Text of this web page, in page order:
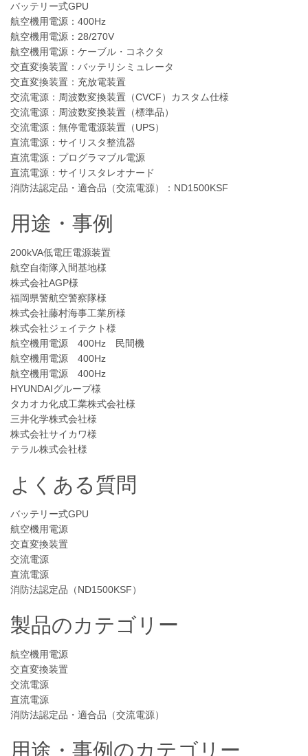
バッテリー式GPU
航空機用電源：400Hz
航空機用電源：28/270V
航空機用電源：ケーブル・コネクタ
交直変換装置：バッテリシミュレータ
交直変換装置：充放電装置
交流電源：周波数変換装置（CVCF）カスタム仕様
交流電源：周波数変換装置（標準品）
交流電源：無停電電源装置（UPS）
直流電源：サイリスタ整流器
直流電源：プログラマブル電源
直流電源：サイリスタレオナード
消防法認定品・適合品（交流電源）：ND1500KSF
用途・事例
200kVA低電圧電源装置
航空自衛隊入間基地様
株式会社AGP様
福岡県警航空警察隊様
株式会社藤村海事工業所様
株式会社ジェイテクト様
航空機用電源 400Hz 民間機
航空機用電源 400Hz
航空機用電源 400Hz
HYUNDAIグループ様
タカオカ化成工業株式会社様
三井化学株式会社様
株式会社サイカワ様
テラル株式会社様
よくある質問
バッテリー式GPU
航空機用電源
交直変換装置
交流電源
直流電源
消防法認定品（ND1500KSF）
製品のカテゴリー
航空機用電源
交直変換装置
交流電源
直流電源
消防法認定品・適合品（交流電源）
用途・事例のカテゴリー